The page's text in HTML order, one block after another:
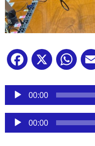
Facebook
X
Reproductor
audio
00:00
Reproductor
de
00:00